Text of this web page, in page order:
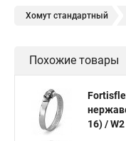
Хомут стандартный
Дюбель хомут для
Хомут усиливающий
Хомут червячный
Похожие товары
16) /